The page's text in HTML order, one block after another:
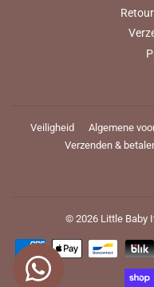
Veiligheid Algemene
Verzenden &
© 2026 Little Baby